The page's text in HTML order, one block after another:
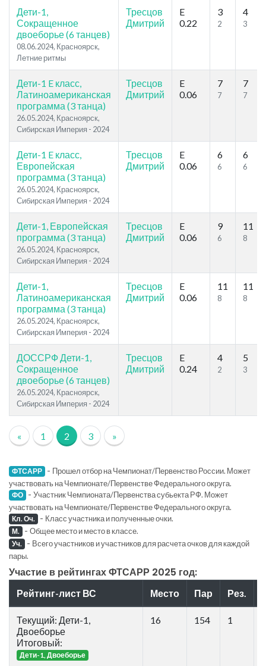
Дети-1,
Сокращенное
двоеборье (6 танцев)
08.06.2024, Красноярск,
Летние ритмы
Тресцов
Дмитрий
E
0.22
3
2
4
3
Дети-1 E класс,
Латиноамериканская
программа (3 танца)
26.05.2024, Красноярск,
Сибирская Империя - 2024
Тресцов
Дмитрий
E
0.06
7
7
7
7
Дети-1 E класс,
Европейская
программа (3 танца)
26.05.2024, Красноярск,
Сибирская Империя - 2024
Тресцов
Дмитрий
E
0.06
6
6
6
6
Дети-1, Европейская
программа (3 танца)
26.05.2024, Красноярск,
Сибирская Империя - 2024
Тресцов
Дмитрий
E
0.06
9
6
11
8
Дети-1,
Латиноамериканская
программа (3 танца)
26.05.2024, Красноярск,
Сибирская Империя - 2024
Тресцов
Дмитрий
E
0.06
11
8
11
8
ДОССРФ Дети-1,
Сокращенное
двоеборье (6 танцев)
26.05.2024, Красноярск,
Сибирская Империя - 2024
Тресцов
Дмитрий
E
0.24
4
2
5
3
« 1 2 3 »
ФТСАРР - Прошел отбор на Чемпионат/Первенство России. Может
участвовать на Чемпионате/Первенстве Федерального округа.
ФО - Участник Чемпионата/Первенства субьекта РФ. Может
участвовать на Чемпионате/Первенстве Федерального округа.
Кл. Оч. - Класс участника и полученные очки.
М. - Общее место и место в классе.
Уч. - Всего участников и участников для расчета очков для каждой
пары.
Участие в рейтингах ФТСАРР 2025 год:
Рейтинг-лист ВС Место Пар Рез.
Текущий: Дети-1,
Двоеборье
Итоговый:
Дети-1, Двоеборье
16 154 1